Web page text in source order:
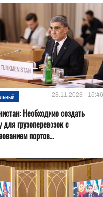
23.11.2023 - 15:46
Необходимо создать
для грузоперевозок с
портов...